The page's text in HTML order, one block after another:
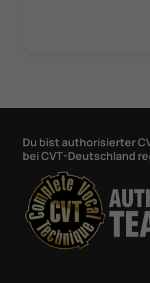
Du bist authorisierter
bei CVT-Deutschland